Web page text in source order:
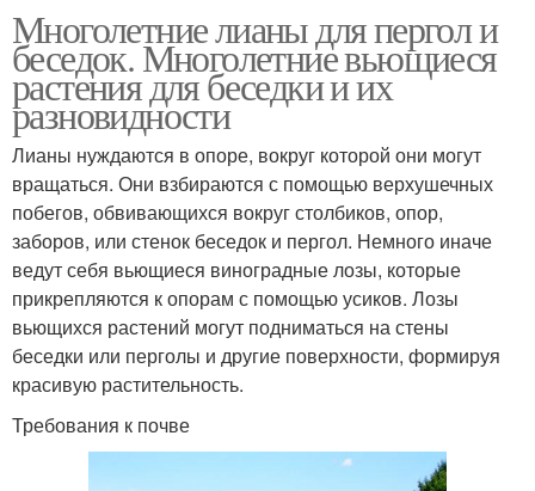
Многолетние лианы для пергол и
беседок. Многолетние вьющиеся
растения для беседки и их
разновидности
Лианы нуждаются в опоре, вокруг которой они могут
вращаться. Они взбираются с помощью верхушечных
побегов, обвивающихся вокруг столбиков, опор,
заборов, или стенок беседок и пергол. Немного иначе
ведут себя вьющиеся виноградные лозы, которые
прикрепляются к опорам с помощью усиков. Лозы
вьющихся растений могут подниматься на стены
беседки или перголы и другие поверхности, формируя
красивую растительность.
Требования к почве